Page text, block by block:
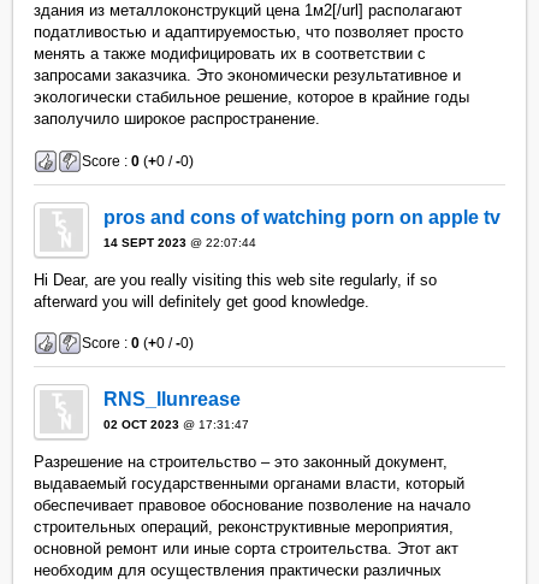
здания из металлоконструкций цена 1м2[/url] располагают
податливостью и адаптируемостью, что позволяет просто
менять а также модифицировать их в соответствии с
запросами заказчика. Это экономически результативное и
экологически стабильное решение, которое в крайние годы
заполучило широкое распространение.
Score :0 (+0 /-0)
pros and cons of watching porn on apple tv
14 SEPT 2023 @ 22:07:44
Hi Dear, are you really visiting this web site regularly, if so
afterward you will definitely get good knowledge.
Score :0 (+0 /-0)
RNS_llunrease
02 OCT 2023 @ 17:31:47
Разрешение на строительство – это законный документ,
выдаваемый государственными органами власти, который
обеспечивает правовое обоснование позволение на начало
строительных операций, реконструктивные мероприятия,
основной ремонт или иные сорта строительства. Этот акт
необходим для осуществления практически различных